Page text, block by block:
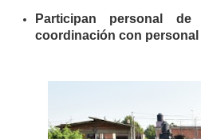
Participan personal
coordinación con personal